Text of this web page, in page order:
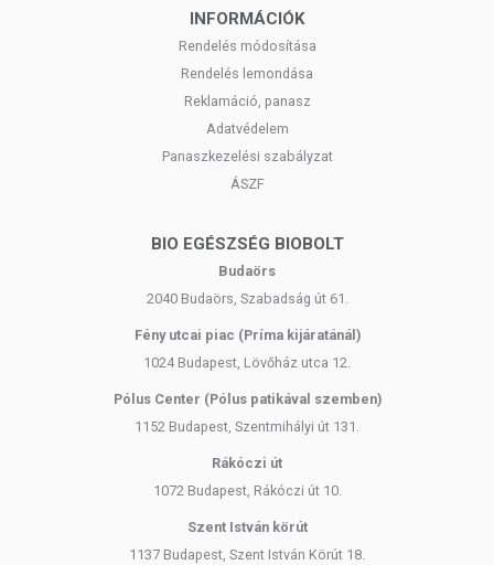
INFORMÁCIÓK
Rendelés módosítása
Rendelés lemondása
Reklamáció, panasz
Adatvédelem
Panaszkezelési szabályzat
ÁSZF
BIO EGÉSZSÉG BIOBOLT
Budaörs
2040 Budaörs, Szabadság út 61.
Fény utcai piac (Príma kijáratánál)
1024 Budapest, Lövőház utca 12.
Pólus Center (Pólus patikával szemben)
1152 Budapest, Szentmihályi út 131.
Rákóczi út
1072 Budapest, Rákóczi út 10.
Szent István körút
1137 Budapest, Szent István Körút 18.